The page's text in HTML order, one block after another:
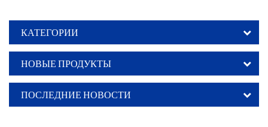
КАТЕГОРИИ
НОВЫЕ ПРОДУКТЫ
ПОСЛЕДНИЕ НОВОСТИ